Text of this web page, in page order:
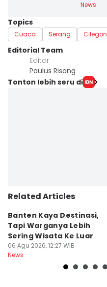
News
Topics
Cuaca Serang Cilegon
Editorial Team
Editor
Paulus Risang
Tonton lebih seru di
Related Articles
Banten Kaya Destinasi,
Tapi Warganya Lebih
Sering Wisata Ke Luar
06 Agu 2026, 12:27 WIB
News